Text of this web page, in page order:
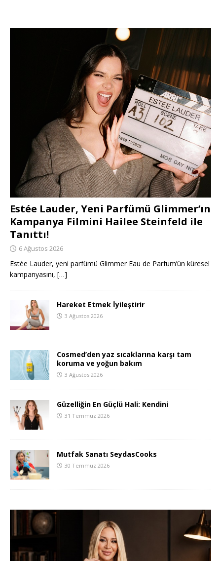
Estée Lauder, Yeni Parfümü Glimmer’ın
Kampanya Filmini Hailee Steinfeld ile
Tanıttı!
6 Ağustos 2026
Estée Lauder, yeni parfümü Glimmer Eau de Parfum’ün küresel
kampanyasını, […]
Hareket Etmek İyileştirir
3 Ağustos 2026
Cosmed’den yaz sıcaklarına karşı tam
koruma ve yoğun bakım
3 Ağustos 2026
Güzelliğin En Güçlü Hali: Kendini
31 Temmuz 2026
Mutfak Sanatı SeydasCooks
30 Temmuz 2026